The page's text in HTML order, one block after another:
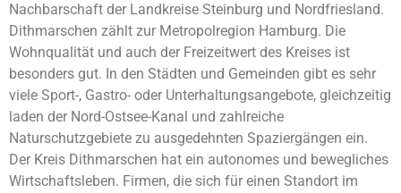
Nachbarschaft der Landkreise Steinburg und Nordfriesland.
Dithmarschen zählt zur Metropolregion Hamburg. Die
Wohnqualität und auch der Freizeitwert des Kreises ist
besonders gut. In den Städten und Gemeinden gibt es sehr
viele Sport-, Gastro- oder Unterhaltungsangebote, gleichzeitig
laden der Nord-Ostsee-Kanal und zahlreiche
Naturschutzgebiete zu ausgedehnten Spaziergängen ein.
Der Kreis Dithmarschen hat ein autonomes und bewegliches
Wirtschaftsleben. Firmen, die sich für einen Standort im